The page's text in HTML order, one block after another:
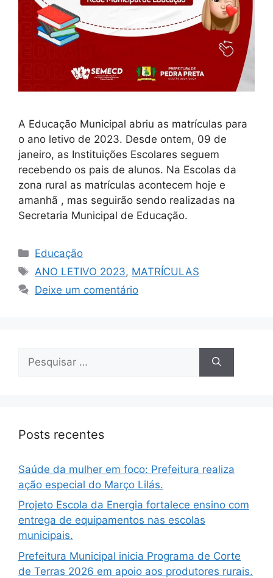
A Educação Municipal abriu as matrículas para
o ano letivo de 2023. Desde ontem, 09 de
janeiro, as Instituições Escolares seguem
recebendo os pais de alunos. Na Escolas da
zona rural as matrículas acontecem hoje e
amanhã , mas seguirão sendo realizadas na
Secretaria Municipal de Educação.
Educação
ANO LETIVO 2023, MATRÍCULAS
Deixe um comentário
Posts recentes
Saúde da mulher em foco: Prefeitura realiza
ação especial do Março Lilás.
Projeto Escola da Energia fortalece ensino com
entrega de equipamentos nas escolas
municipais.
Prefeitura Municipal inicia Programa de Corte
de Terras 2026 em apoio aos produtores rurais.